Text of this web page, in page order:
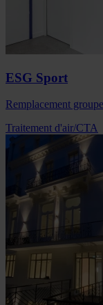
ESG Sport
Remplacement
Traitement d'air/CTA